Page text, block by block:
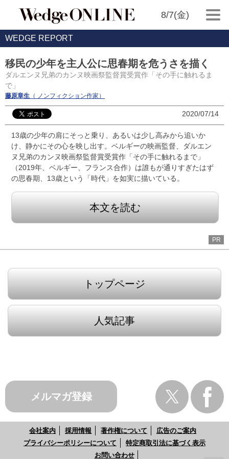
8/7(金)
WEDGE REPORT
移民の少年を主人公に思春期を危うさを描く
ダルエンヌ兄弟のカンヌ映画祭監督賞受賞作「その手に触れるま
で」
藤原章生 （ ノンフィクション作家）
2020/07/14
13歳の少年の肩にそっと乗り、あるいは少し高みから追いか
け、静かにその心を映し出す。ベルギーの映画監督、ダルエン
ヌ兄弟のカンヌ映画祭監督賞受賞作「その手に触れるまで」
（2019年、ベルギー、フランス合作）は誰もが通りすぎたはず
の思春期、13歳という「時代」を如実に描いている。
本文を読む
PR
トップページ
人気記事
メルマガ登録
会社案内 採用情報 著作権について
広告のご案内
プライバシーポリシーについて
特定商取引法に基づく表示
お問い合わせ